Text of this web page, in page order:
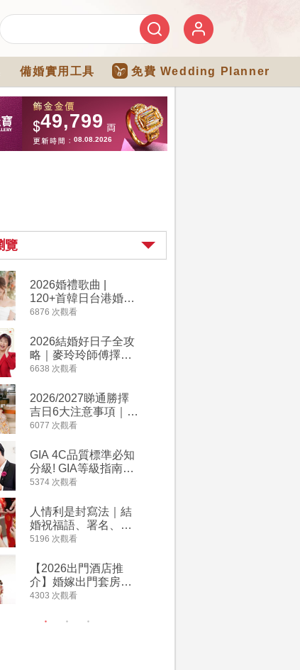
備婚實用工具 免費 Wedding Planner
覽
2026婚禮歌曲 |
120+首韓日台港婚禮
必備結婚歌曲清單 |
新
6876 次觀看
2026結婚好日子全攻
略｜麥玲玲師傅擇宜
嫁娶結婚吉日｜一覽
專業擇日結婚+避開沖
煞生肖指南
6638 次觀看
2026/2027睇通勝擇
吉日6大注意事項｜自
行擇日攻略！宜嫁娶
忌、相沖生肖一覽
6077 次觀看
GIA 4C品質標準必知
分級! GIA等級指南如
何助你在婚前成為鑽
5374 次觀看
人情利是封寫法｜結
婚祝福語、署名、格
式寫法教學｜中英文
5196 次觀看
【2026出門酒店推
介】婚嫁出門套房優
惠 | 13間酒店出門套
4303 次觀看